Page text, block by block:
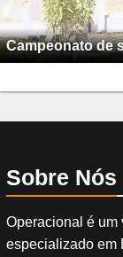
Campeonato de
Sobre Nós
Operacional é
especializado em